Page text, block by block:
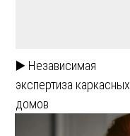
▶️ Независимая
экспертиза каркасных
домов